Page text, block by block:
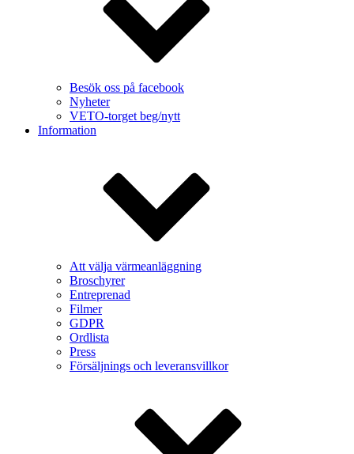
Besök oss på facebook
Nyheter
VETO-torget beg/nytt
Information
Att välja värmeanläggning
Broschyrer
Entreprenad
Filmer
GDPR
Ordlista
Press
Försäljnings och leveransvillkor